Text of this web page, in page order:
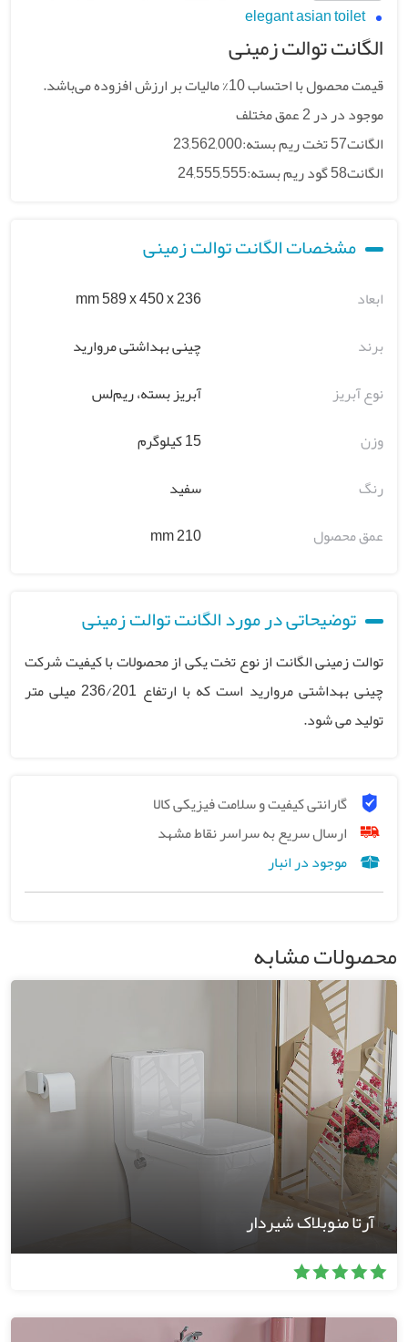
elegant asian toilet
الگانت توالت زمینی
قیمت محصول با احتساب 10% مالیات بر ارزش افزوده می‌باشد.
موجود در در 2 عمق مختلف
الگانت57 تخت ریم بسته:23,562,000
الگانت58 گود ریم بسته:24,555,555
مشخصات الگانت توالت زمینی
ابعاد
mm 589 x 450 x 236
برند
چینی بهداشتی مروارید
نوع آبریز
آبریز بسته، ریم‌لس
وزن
15 کیلوگرم
رنگ
سفید
عمق محصول
210 mm
توضیحاتی در مورد الگانت توالت زمینی
توالت زمینی الگانت از نوع تخت یکی از محصولات با کیفیت شرکت
چینی بهداشتی مروارید است که با ارتفاع 236/201 میلی متر
تولید می شود.
گارانتی کیفیت و سلامت فیزیکی کالا
ارسال سریع به سراسر نقاط مشهد
موجود در انبار
محصولات مشابه
آرتا منوبلاک شیردار